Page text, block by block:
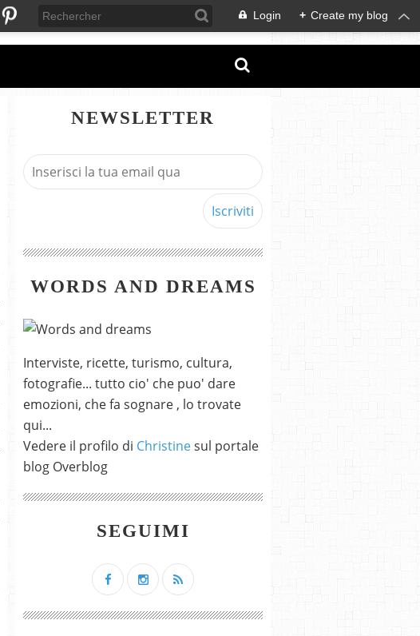
Login + Create my blog
NEWSLETTER
WORDS AND DREAMS
Interviste, ricette, turismo, cultura,
fotografie... tutto cio' che puo' dare
emozioni, che fa sognare , lo trovate
qui...
Vedere il profilo di Christinesul portale
blog Overblog
SEGUIMI